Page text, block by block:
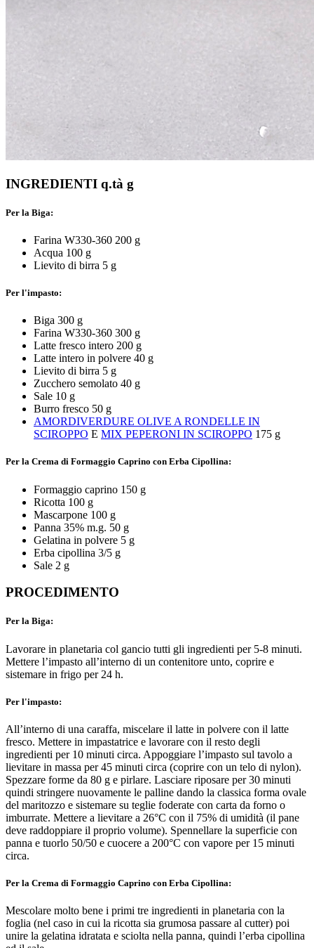
INGREDIENTI q.tà g
Per la Biga:
Farina W330-360 200 g
Acqua 100 g
Lievito di birra 5 g
Per l'impasto:
Biga 300 g
Farina W330-360 300 g
Latte fresco intero 200 g
Latte intero in polvere 40 g
Lievito di birra 5 g
Zucchero semolato 40 g
Sale 10 g
Burro fresco 50 g
AMORDIVERDURE OLIVE A RONDELLE IN
SCIROPPO E MIX PEPERONI IN SCIROPPO 175 g
Per la Crema di Formaggio Caprino con Erba Cipollina:
Formaggio caprino 150 g
Ricotta 100 g
Mascarpone 100 g
Panna 35% m.g. 50 g
Gelatina in polvere 5 g
Erba cipollina 3/5 g
Sale 2 g
PROCEDIMENTO
Per la Biga:
Lavorare in planetaria col gancio tutti gli ingredienti per 5-8 minuti.
Mettere l’impasto all’interno di un contenitore unto, coprire e
sistemare in frigo per 24 h.
Per l'impasto:
All’interno di una caraffa, miscelare il latte in polvere con il latte
fresco. Mettere in impastatrice e lavorare con il resto degli
ingredienti per 10 minuti circa. Appoggiare l’impasto sul tavolo a
lievitare in massa per 45 minuti circa (coprire con un telo di nylon).
Spezzare forme da 80 g e pirlare. Lasciare riposare per 30 minuti
quindi stringere nuovamente le palline dando la classica forma ovale
del maritozzo e sistemare su teglie foderate con carta da forno o
imburrate. Mettere a lievitare a 26°C con il 75% di umidità (il pane
deve raddoppiare il proprio volume). Spennellare la superficie con
panna e tuorlo 50/50 e cuocere a 200°C con vapore per 15 minuti
circa.
Per la Crema di Formaggio Caprino con Erba Cipollina:
Mescolare molto bene i primi tre ingredienti in planetaria con la
foglia (nel caso in cui la ricotta sia grumosa passare al cutter) poi
unire la gelatina idratata e sciolta nella panna, quindi l’erba cipollina